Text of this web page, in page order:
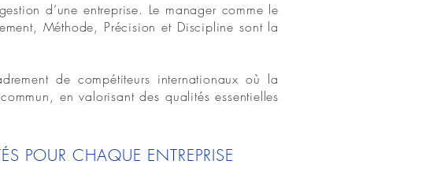
d’une entreprise. Le manager comme le
Méthode, Précision et Discipline sont la
de compétiteurs internationaux où la
en valorisant des qualités essentielles
POUR CHAQUE ENTREPRISE